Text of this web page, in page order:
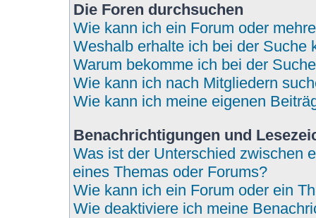
Die Foren durchsuchen
Wie kann ich ein Forum oder
Weshalb erhalte ich bei der Suche
Warum bekomme ich bei der
Wie kann ich nach Mitgliedern
Wie kann ich meine eigenen
Benachrichtigungen und
Was ist der Unterschied zwischen
eines Themas oder Forums?
Wie kann ich ein Forum oder ein
Wie deaktiviere ich meine